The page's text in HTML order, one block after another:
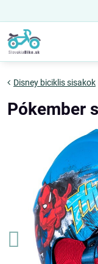
Disney biciklis sisakok
Pókember